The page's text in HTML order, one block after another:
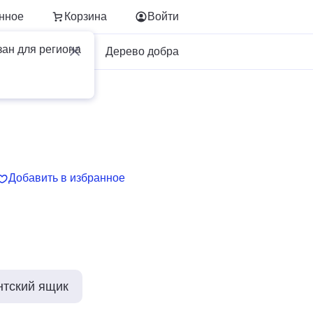
Корзина
для региона
Войти
Для бизнеса Дерево добра
Добавить в избранное
ящик